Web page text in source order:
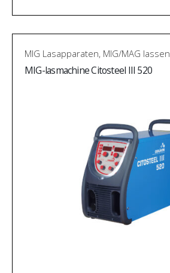
MIG Lasapparaten, MIG/MAG lassen
MIG-lasmachine Citosteel III 520